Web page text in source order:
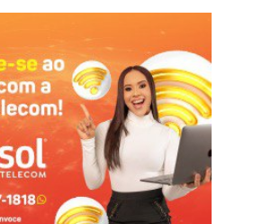
foram intensificados o policiamento
realização de operações policiais, check
em áreas estratégicas e o
grandes eventos, como os festejos
realizados no município, garantindo